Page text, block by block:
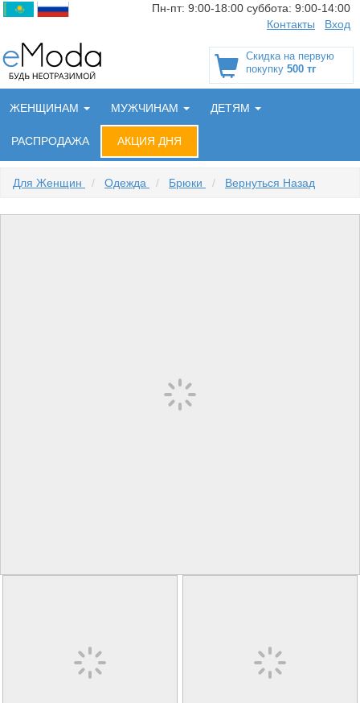
Пн-пт: 9:00-18:00 суббота: 9:00-14:00
Контакты
Вход
Скидка на первую
покупку 500 тг
ЖЕНЩИНАМ МУЖЧИНАМ ДЕТЯМ
РАСПРОДАЖА АКЦИЯ ДНЯ
Для Женщин / Одежда / Брюки / Вернуться Назад